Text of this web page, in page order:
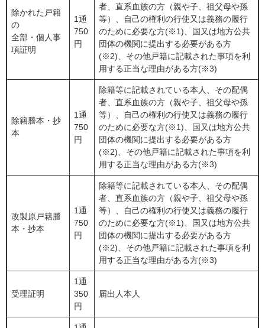
除かれた戸籍
の
全部・個人事
項証明
1通
750
円
者、直系血族の方（親や子、祖父母や孫
等）、自己の権利の行使又は義務の履行
のために必要な方(※1)、国又は地方公共
団体の機関に提出する必要がある方
(※2)、その他戸籍に記載された事項を利
用する正当な理由がある方(※3)
除籍謄本・抄
本
1通
750
円
除籍等に記載されている本人、その配偶
者、直系血族の方（親や子、祖父母や孫
等）、自己の権利の行使又は義務の履行
のために必要な方(※1)、国又は地方公共
団体の機関に提出する必要がある方
(※2)、その他戸籍に記載された事項を利
用する正当な理由がある方(※3)
改製原戸籍謄
本・抄本
1通
750
円
除籍等に記載されている本人、その配偶
者、直系血族の方（親や子、祖父母や孫
等）、自己の権利の行使又は義務の履行
のために必要な方(※1)、国又は地方公共
団体の機関に提出する必要がある方
(※2)、その他戸籍に記載された事項を利
用する正当な理由がある方(※3)
受理証明
1通
350
円
届出人本人